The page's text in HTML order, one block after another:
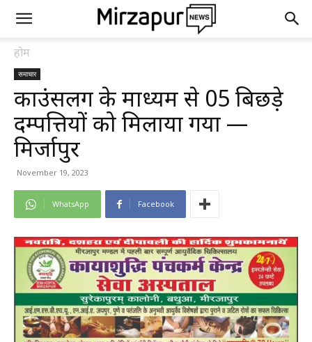
होम
समाचार
काउंसलिंग के माध्यम से 05 बिछड़े
दम्पत्तियों को मिलाया गया —
मिर्जापुर
November 19, 2023
WhatsApp Facebook